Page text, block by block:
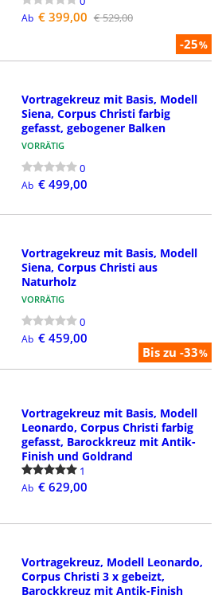
-25%
Ab € 399,00 € 529,00
Vortragekreuz mit Basis, Modell
Siena, Corpus Christi farbig
gefasst, gebogener Balken
VORRÄTIG
0
Ab € 499,00
Bis zu -33%
Vortragekreuz mit Basis, Modell
Siena, Corpus Christi aus
Naturholz
VORRÄTIG
0
Ab € 459,00
Vortragekreuz mit Basis, Modell
Leonardo, Corpus Christi farbig
gefasst, Barockkreuz mit Antik-
Finish und Goldrand
1
Ab € 629,00
Vortragekreuz, Modell Leonardo,
Corpus Christi 3 x gebeizt,
Barockkreuz mit Antik-Finish